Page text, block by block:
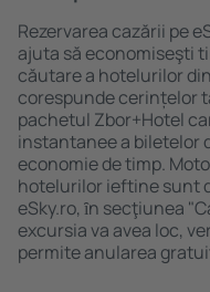
Rezervarea cazării pe
ajuta să economiseşti
căutare a hotelurilor
corespunde cerințelor
pachetul Zbor+Hotel
instantanee a biletelor
economie de timp.
hotelurilor ieftine sunt
eSky.ro, ȋn secţiunea
excursia va avea loc,
permite anularea